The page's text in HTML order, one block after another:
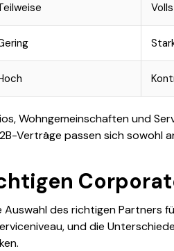
Wohngemeinschaften und
Verträge passen sich sowohl
des richtigen Partners
und die